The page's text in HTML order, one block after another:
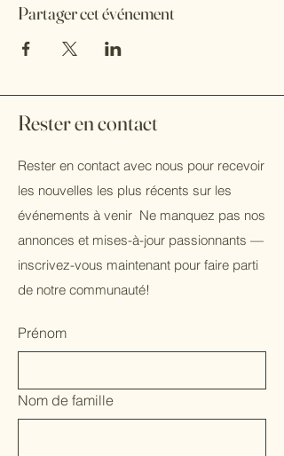
Partager cet événement
Rester en contact
Rester en contact avec nous pour recevoir
les nouvelles les plus récents sur les
événements à venir Ne manquez pas nos
annonces et mises-à-jour passionnants —
inscrivez-vous maintenant pour faire parti
de notre communauté!
Prénom
Nom de famille